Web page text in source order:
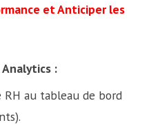
et Anticiper les
Analytics :
au tableau de bord